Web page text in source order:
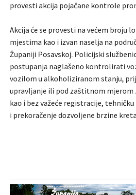
provesti akcija pojačane kontrole
Akcija će se provesti na većem broju
mjestima kao i izvan naselja na
Županiji Posavskoj. Policijski
postupanja naglašeno kontrolirati
vozilom u alkoholiziranom stanju,
upravljanje ili pod zaštitnom mjerom
kao i bez važeće registracije,
i prekoračenje dozvoljene brzine